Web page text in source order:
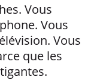
Vous
Vous
Vous
que les